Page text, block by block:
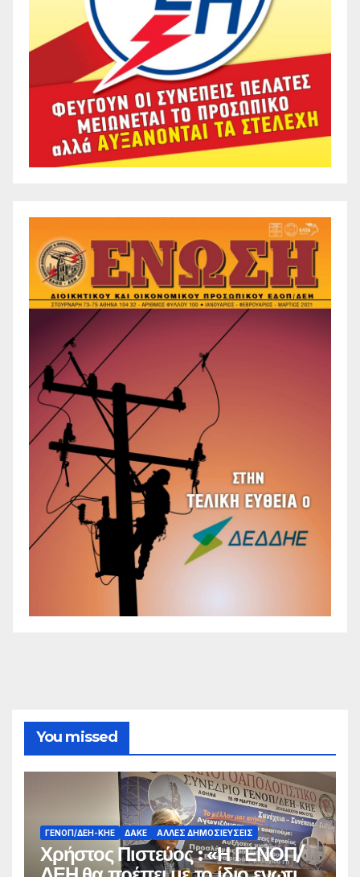
You missed
ΓΕΝΟΠ/ΔΕΗ-ΚΗΕ ΔΑΚΕ ΆΛΛΕΣ ΔΗΜΟΣΙΕΎΣΕΙΣ
Χρήστος Πιστεύος : «Η ΓΕΝΟΠ/